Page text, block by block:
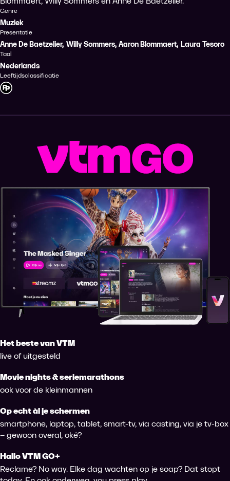
Genre
Muziek
Presentatie
Anne De Baetzelier, Willy Sommers, Aaron Blommaert, Laura Tesoro
Taal
Nederlands
Leeftijdsclassificatie
Het beste van VTM
live of uitgesteld
Movie nights & seriemarathons
ook voor de kleinmannen
Op echt àl je schermen
smartphone, laptop, tablet, smart-tv, via casting, via je tv-box
– gewoon overal, oké?
Hallo VTM GO+
Reclame? No way. Elke dag wachten op je soap? Dat stopt